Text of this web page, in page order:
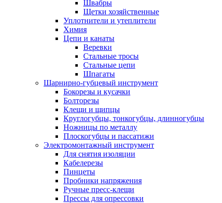
Швабры
Щетки хозяйственные
Уплотнители и утеплители
Химия
Цепи и канаты
Веревки
Стальные тросы
Стальные цепи
Шпагаты
Шарнирно-губцевый инструмент
Бокорезы и кусачки
Болторезы
Клещи и щипцы
Круглогубцы, тонкогубцы, длинногубцы
Ножницы по металлу
Плоскогубцы и пассатижи
Электромонтажный инструмент
Для снятия изоляции
Кабелерезы
Пинцеты
Пробники напряжения
Ручные пресс-клещи
Прессы для опрессовки